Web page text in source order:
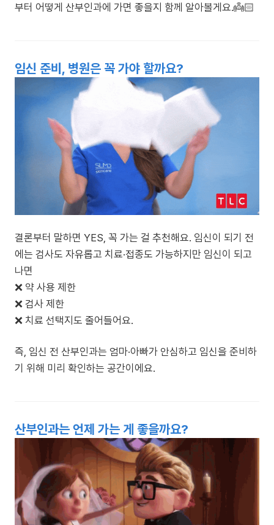
부터 어떻게 산부인과에 가면 좋을지 함께 알아볼게요.👼🏻
임신 준비, 병원은 꼭 가야 할까요?
결론부터 말하면 YES, 꼭 가는 걸 추천해요. 임신이 되기 전
에는 검사도 자유롭고 치료·접종도 가능하지만 임신이 되고
나면
❌ 약 사용 제한
❌ 검사 제한
❌ 치료 선택지도 줄어들어요.
즉, 임신 전 산부인과는 엄마·아빠가 안심하고 임신을 준비하
기 위해 미리 확인하는 공간이에요.
산부인과는 언제 가는 게 좋을까요?